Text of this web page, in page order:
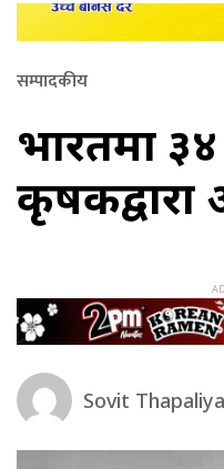
सम्पादकीय
भारतमा
कृषकद्वारा
Sovit Thapaliya